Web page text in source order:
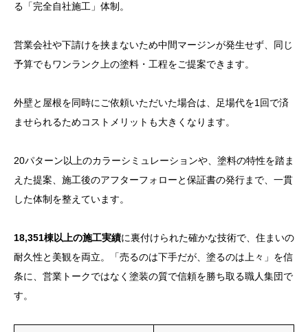
る「完全自社施工」体制。
営業会社や下請けを挟まないため中間マージンが発生せず、同じ
予算でもワンランク上の塗料・工程をご提案できます。
外壁と屋根を同時にご依頼いただいた場合は、足場代を1回で済
ませられるためコストメリットも大きくなります。
20パターン以上のカラーシミュレーションや、塗料の特性を踏ま
えた提案、施工後のアフターフォローと保証書の発行まで、一貫
した体制を整えています。
18,351棟以上の施工実績に裏付けられた確かな技術で、住まいの
耐久性と美観を両立。「売るのは下手だが、塗るのは上々」を信
条に、営業トークではなく塗装の質で信頼を勝ち取る職人集団で
す。